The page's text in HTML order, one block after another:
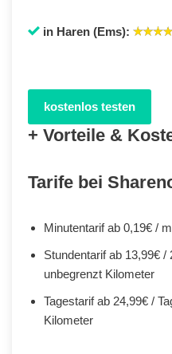
in Haren (Ems):
kostenlos testen
+ Vorteile &
Tarife bei
Minutentarif ab 0,19€ /
Stundentarif ab 13,99€
unbegrenzt Kilometer
Tagestarif ab 24,99€ /
Kilometer